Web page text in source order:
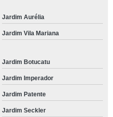
Jardim Aurélia
Jardim Vila Mariana
Jardim Botucatu
Jardim Imperador
Jardim Patente
Jardim Seckler